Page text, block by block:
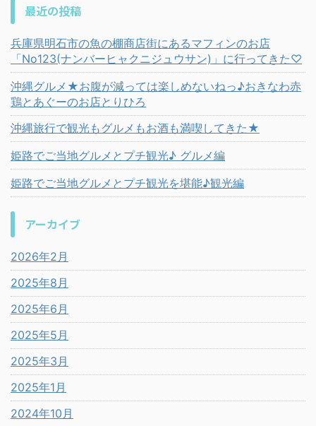
最近の投稿
兵庫県明石市の魚の棚商店街にあるマフィンのお店
「No123(ナンバーヒャクニジュウサン)」に行ってきた♡
沖縄グルメ★お腹が減っては楽しめないねっ♪おきなわ赤
鶏とあぐーのお店とりひろ
沖縄旅行で観光もグルメもお酒も満喫してきた★
姫路でご当地グルメとプチ観光♪ グルメ編
姫路でご当地グルメとプチ観光を堪能♪観光編
アーカイブ
2026年2月
2025年8月
2025年6月
2025年5月
2025年3月
2025年1月
2024年10月